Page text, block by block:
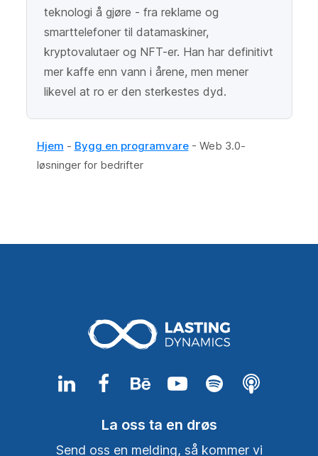
teknologi å gjøre - fra reklame og
smarttelefoner til datamaskiner,
kryptovalutaer og NFT-er. Han har definitivt
mer kaffe enn vann i årene, men mener
likevel at ro er den sterkestes dyd.
Hjem - Bygg en programvare- Web 3.0-
løsninger for bedrifter
La oss ta en drøs
Send oss ​​en melding, så kommer vi